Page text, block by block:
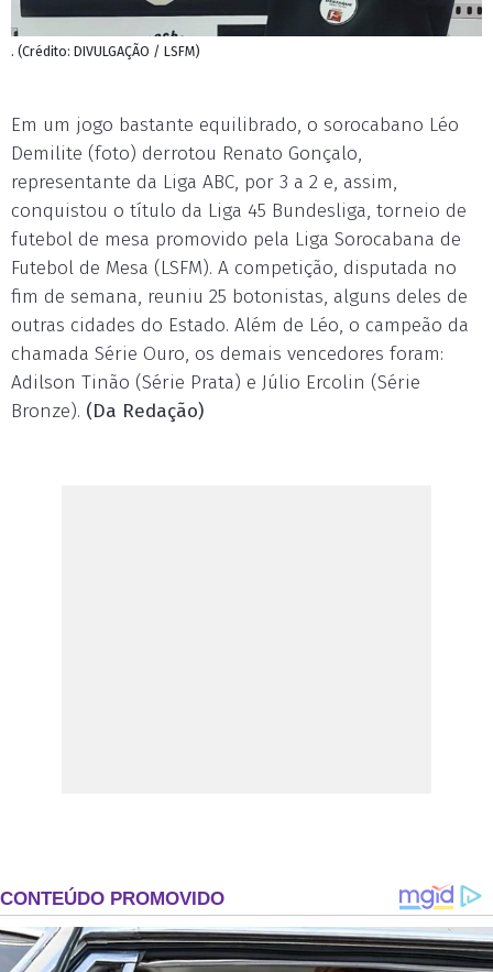
. (Crédito: DIVULGAÇÃO / LSFM)
Em um jogo bastante equilibrado, o sorocabano Léo
Demilite (foto) derrotou Renato Gonçalo,
representante da Liga ABC, por 3 a 2 e, assim,
conquistou o título da Liga 45 Bundesliga, torneio de
futebol de mesa promovido pela Liga Sorocabana de
Futebol de Mesa (LSFM). A competição, disputada no
fim de semana, reuniu 25 botonistas, alguns deles de
outras cidades do Estado. Além de Léo, o campeão da
chamada Série Ouro, os demais vencedores foram:
Adilson Tinão (Série Prata) e Júlio Ercolin (Série
Bronze). (Da Redação)